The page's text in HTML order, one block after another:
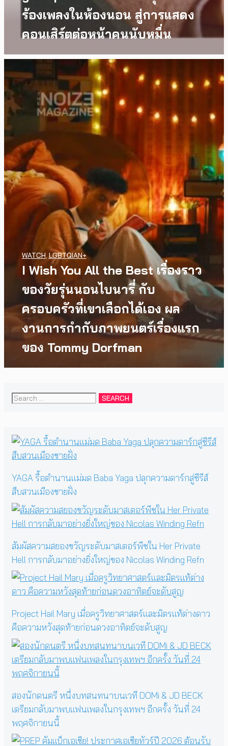
ร้องเพลงในห้องนอน สู่การแสดง
คอนเสิร์ตต่อหน้าคนนับหมื่น
I Wish You All the Best เรื่องราว
ของวัยรุ่นนอนไบนารี่ กับ
ครอบครัวที่เขาเลือกได้เอง ผล
งานการกำกับภาพยนตร์เรื่องแรก
ของ Tommy Dorfman
WATCH ,LGBTQIAN+
Search
YAGA รื้อตำนานแม่มด Baba Yaga ปลุกความดาร์กสู่ซีรีส์
สืบสวนเมืองชายฝั่ง
สัมผัสความสยองขวัญระดับมาสเตอร์พีซใน Her Private
Hell การกลับมาอย่างยิ่งใหญ่ของ Nicolas Winding Refn
Project Hail Mary เมื่อครูวิทยาศาสตร์และมิตรแท้ต่างดาว
คือความหวังสุดท้ายก่อนดวงอาทิตย์จะดับสูญ
สองนักดนตรี หนึ่งบทสนทนาบนเวที DOMi & JD BECK
เตรียมกลับมาพบแฟนเพลงในกรุงเทพฯ อีกครั้ง วันที่ 24
พฤศจิกายนนี้